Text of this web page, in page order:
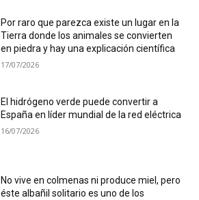
Por raro que parezca existe un lugar en la
Tierra donde los animales se convierten
en piedra y hay una explicación científica
17/07/2026
El hidrógeno verde puede convertir a
España en líder mundial de la red eléctrica
16/07/2026
No vive en colmenas ni produce miel, pero
éste albañil solitario es uno de los